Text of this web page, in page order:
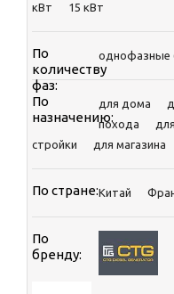
кВт
15 кВт
По
количеству
фаз:
однофазные
По
назначению:
для дома
похода
стройки
для магазина
По стране:Китай
По
бренду: